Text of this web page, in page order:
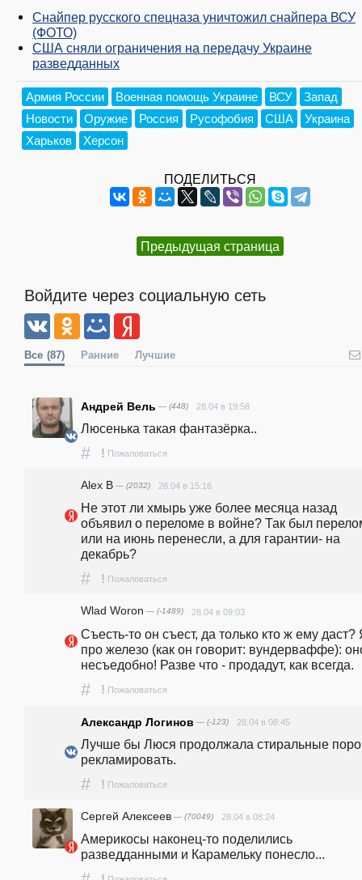
Снайпер русского спецназа уничтожил снайпера ВСУ
(ФОТО)
США сняли ограничения на передачу Украине
разведданных
Армия России Военная помощь Украине ВСУ
Запад
Новости
Оружие Россия Русофобия США
Украина
Харьков
Херсон
ПОДЕЛИТЬСЯ
Предыдущая страница
Войдите через социальную сеть
Все (87) Ранние Лучшие
Андрей Вель — (448) 28.04 в 19:58
Люсенька такая фантазёрка..
# ! Пожаловаться
Alex B — (2032) 28.04 в 15:16
Не этот ли хмырь уже более месяца назад
объявил о переломе в войне? Так был
или на июнь перенесли, а для гарантии- на
декабрь?
# ! Пожаловаться
Wlad Woron — (-1489) 28.04 в 09:03
Съесть-то он съест, да только кто ж ему даст?
про железо (как он говорит: вундерваффе):
несъедобно! Разве что - продадут, как всегда.
# ! Пожаловаться
Александр Логинов — (-123) 28.04 в 08:45
Лучше бы Люся продолжала стиральные
рекламировать.
# ! Пожаловаться
Сергей Алексеев — (70049) 28.04 в 08:24
Америкосы наконец-то поделились
разведданными и Карамельку понесло...